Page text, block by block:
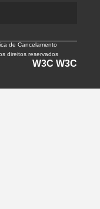
de Cancelamento
direitos reservados
W3C W3C